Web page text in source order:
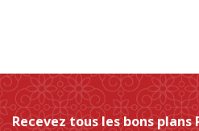
Recevez tous les bons plans